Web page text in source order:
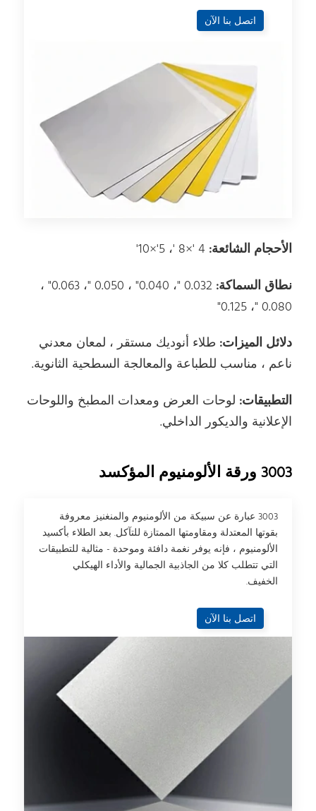
اتصل بنا الآن
الأحجام الشائعة: 4 '×8 '، 5'×10'
نطاق السماكة:
0.032 "، 0.040" ، 0.050 "، 0.063" ،
0.080 "، 0.125"
دلائل الميزات: طلاء أنوديك مستقر ، لمعان معدني
ناعم ، مناسب للطباعة والمعالجة السطحية الثانوية.
التطبيقات: لوحات العرض ومعدات المطبخ واللوحات
الإعلانية والديكور الداخلي.
3003 ورقة الألومنيوم المؤكسد
3003 عبارة عن سبيكة من الألومنيوم والمنغنيز معروفة
بقوتها المعتدلة ومقاومتها الممتازة للتآكل. بعد الطلاء بأكسيد
الألومنيوم ، فإنه يوفر نغمة دافئة وموحدة - مثالية للتطبيقات
التي تتطلب كلا من الجاذبية الجمالية والأداء الهيكلي
الخفيف.
اتصل بنا الآن